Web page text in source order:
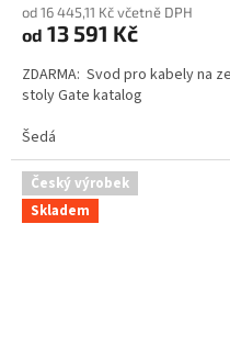
od 16 445,11 Kč včetně DPH
od 13 591 Kč
ZDARMA: Svod pro kabely na
stoly Gate katalog
Šedá
Český výrobek
Skladem